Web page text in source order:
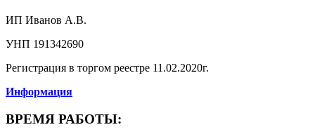
ИП Иванов А.В.
УНП 191342690
Регистрация в торгом реестре 11.02.2020г.
Информация
ВРЕМЯ РАБОТЫ: